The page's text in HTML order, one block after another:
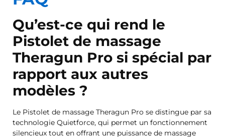
Qu’est-ce qui rend le
Pistolet de massage
Theragun Pro si spécial par
rapport aux autres
modèles ?
Le Pistolet de massage Theragun Pro se distingue par sa
technologie Quietforce, qui permet un fonctionnement
silencieux tout en offrant une puissance de massage